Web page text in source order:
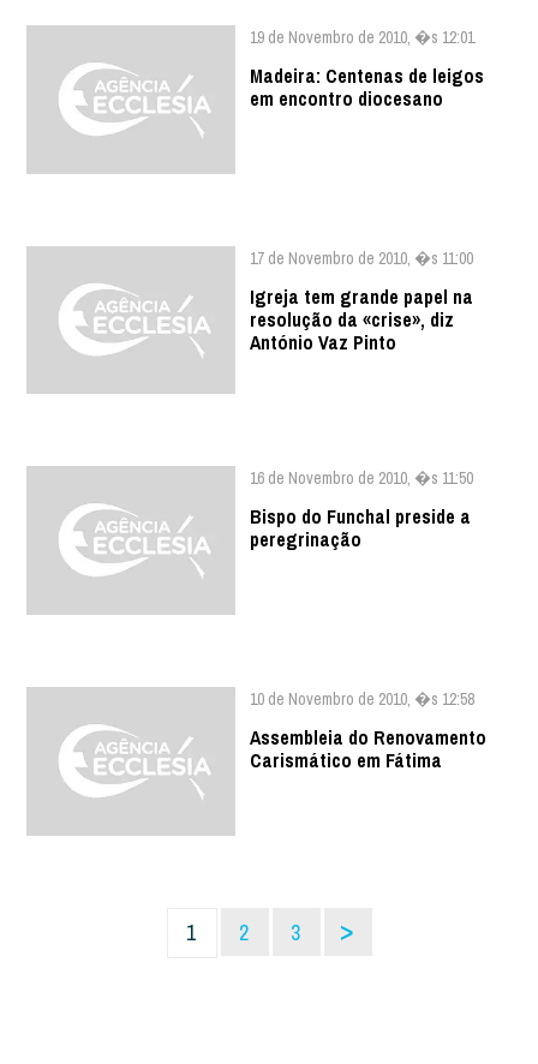
19 de Novembro de 2010, �s 12:01
Madeira: Centenas de leigos
em encontro diocesano
17 de Novembro de 2010, �s 11:00
Igreja tem grande papel na
resolução da «crise», diz
António Vaz Pinto
16 de Novembro de 2010, �s 11:50
Bispo do Funchal preside a
peregrinação
10 de Novembro de 2010, �s 12:58
Assembleia do Renovamento
Carismático em Fátima
1 2 3 >